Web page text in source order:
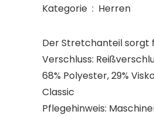
Kategorie ‏ : ‎ Herren
Der Stretchanteil
Verschluss:
68% Polyester, 29%
Classic
Pflegehinweis: